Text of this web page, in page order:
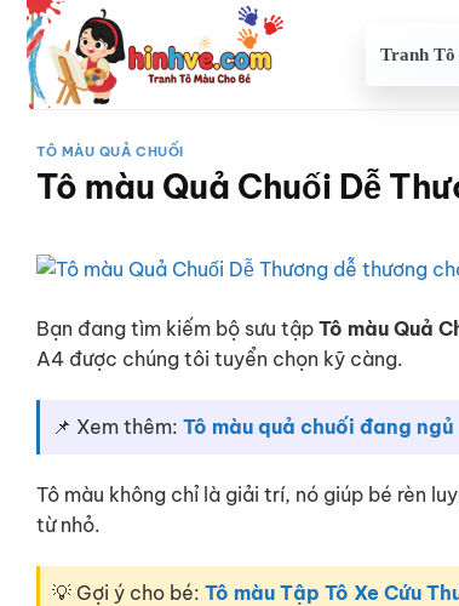
qua
dung
Tranh Tô
TÔ MÀU QUẢ CHUỐI
Tô màu Quả Chuối Dễ
Bạn đang tìm kiếm bộ sưu tập Tô màu Quả
A4 được chúng tôi tuyển chọn kỹ càng.
📌 Xem thêm: Tô màu quả chuối đang ngủ
Tô màu không chỉ là giải trí, nó giúp bé rèn
từ nhỏ.
💡 Gợi ý cho bé: Tô màu Tập Tô Xe Cứu